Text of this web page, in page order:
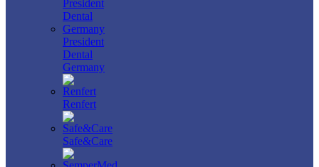
President
Dental
Germany
Renfert
Safe&Care